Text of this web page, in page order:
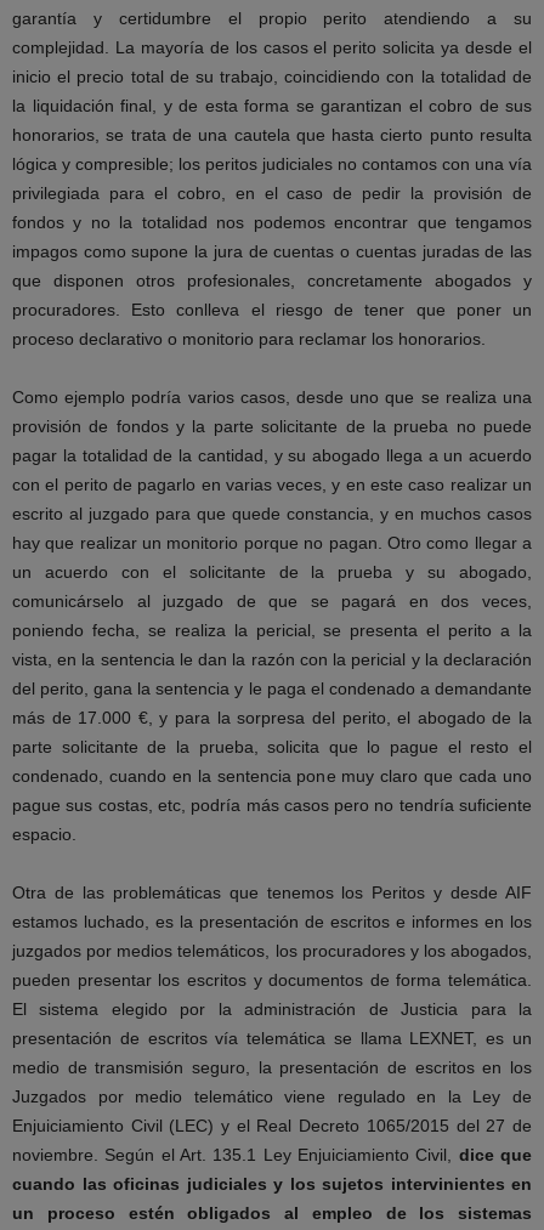
garantía y certidumbre el propio perito atendiendo a su
complejidad. La mayoría de los casos el perito solicita ya desde el
inicio el precio total de su trabajo, coincidiendo con la totalidad de
la liquidación final, y de esta forma se garantizan el cobro de sus
honorarios, se trata de una cautela que hasta cierto punto resulta
lógica y compresible; los peritos judiciales no contamos con una vía
privilegiada para el cobro, en el caso de pedir la provisión de
fondos y no la totalidad nos podemos encontrar que tengamos
impagos como supone la jura de cuentas o cuentas juradas de las
que disponen otros profesionales, concretamente abogados y
procuradores. Esto conlleva el riesgo de tener que poner un
proceso declarativo o monitorio para reclamar los honorarios.
Como ejemplo podría varios casos, desde uno que se realiza una
provisión de fondos y la parte solicitante de la prueba no puede
pagar la totalidad de la cantidad, y su abogado llega a un acuerdo
con el perito de pagarlo en varias veces, y en este caso realizar un
escrito al juzgado para que quede constancia, y en muchos casos
hay que realizar un monitorio porque no pagan. Otro como llegar a
un acuerdo con el solicitante de la prueba y su abogado,
comunicárselo al juzgado de que se pagará en dos veces,
poniendo fecha, se realiza la pericial, se presenta el perito a la
vista, en la sentencia le dan la razón con la pericial y la declaración
del perito, gana la sentencia y le paga el condenado a demandante
más de 17.000 €, y para la sorpresa del perito, el abogado de la
parte solicitante de la prueba, solicita que lo pague el resto el
condenado, cuando en la sentencia pone muy claro que cada uno
pague sus costas, etc, podría más casos pero no tendría suficiente
espacio.
Otra de las problemáticas que tenemos los Peritos y desde AIF
estamos luchado, es la presentación de escritos e informes en los
juzgados por medios telemáticos, los procuradores y los abogados,
pueden presentar los escritos y documentos de forma telemática.
El sistema elegido por la administración de Justicia para la
presentación de escritos vía telemática se llama LEXNET, es un
medio de transmisión seguro, la presentación de escritos en los
Juzgados por medio telemático viene regulado en la Ley de
Enjuiciamiento Civil (LEC) y el Real Decreto 1065/2015 del 27 de
noviembre. Según el Art. 135.1 Ley Enjuiciamiento Civil, dice que
cuando las oficinas judiciales y los sujetos intervinientes en
un proceso estén obligados al empleo de los sistemas